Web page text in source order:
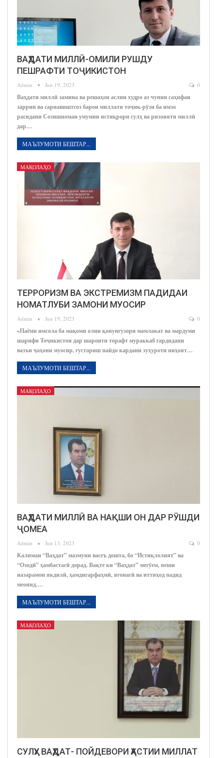
ВАҲДАТИ МИЛЛӢ-ОМИЛИ РУШДУ
ПЕШРАФТИ ТОҶИКИСТОН
Admin Jun 19, 2023 0
Ваҳдати миллӣ замина ва решаҳои аслии худро аз чунин саҳифаи
заррин ва сарнавиштсоз барои миллати тоҷик-рӯзи ба имзо
расидани Созишномаи умумии истиқрори сулҳ ва ризоияти миллӣ
дар…
МАЪЛУМОТИ БЕШТАР...
МАҚОЛАҲО
ТЕРРОРИЗМ ВА ЭКСТРЕМИЗМ ПАДИДАИ
НОМАТЛУБИ ЗАМОНИ МУОСИР
Admin Jun 19, 2023 0
«Паёми имсола ба мақоми олии қонунгузори мамлакат ва мардуми
шарифи Тоҷикистон дар шароити торафт мураккаб гардидани
вазъи ҷаҳони муосир, густариш паӣдо кардани зуҳуроти ниҳоят…
МАЪЛУМОТИ БЕШТАР...
МАҚОЛАҲО
ВАҲДАТИ МИЛЛӢ ВА НАҚШИ ОН ДАР РӮШДИ
ҶОМЕА
Admin Jun 13, 2023 0
Калимаи “Ваҳдат” мазмуни васеъ дошта, бо “Истиқлолият” ва
“Озодӣ” ҳамбастагӣ дорад. Вақте ки “Ваҳдат” мегӯем, пеши
назарамон якдилӣ, ҳамдигарфаҳмӣ, ягонагӣ ва иттиҳод падид
меоянд.…
МАЪЛУМОТИ БЕШТАР...
МАҚОЛАҲО
СУЛҲУ ВАҲДАТ- ПОЙДЕВОРИ ҲАСТИИ МИЛЛАТ